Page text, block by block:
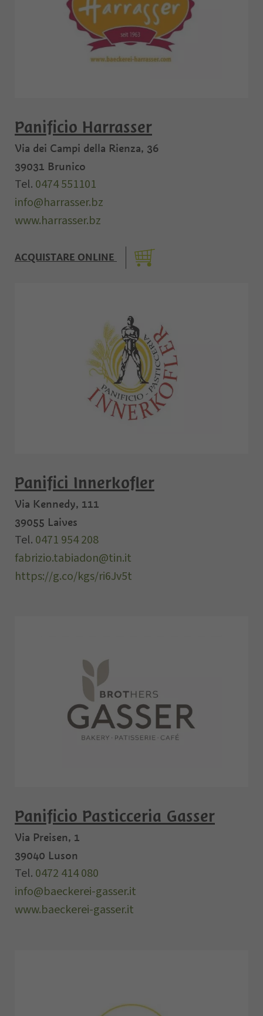
Panificio Harrasser
Via dei Campi della Rienza, 36
39031 Brunico
Tel. 0474 551101
info@harrasser.bz
www.harrasser.bz
ACQUISTARE ONLINE
Panifici Innerkofler
Via Kennedy, 111
39055 Laives
Tel. 0471 954 208
fabrizio.tabiadon@tin.it
https://g.co/kgs/ri6Jv5t
Panificio Pasticceria Gasser
Via Preisen, 1
39040 Luson
Tel. 0472 414 080
info@baeckerei-gasser.it
www.baeckerei-gasser.it